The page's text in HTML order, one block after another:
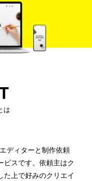
は
ディターと制作依頼
ビスです。依頼主はク
た上で好みのクリエイ